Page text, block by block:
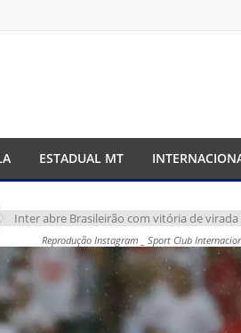
ESTADUAL MT
Inter abre Brasileirão com vitória de virada
Reprodução Instagram _ Sport Club